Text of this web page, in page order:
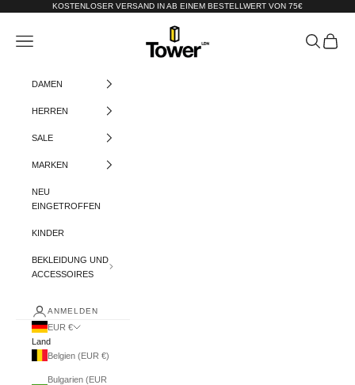
Zum Inhalt springenKOSTENLOSER VERSAND IN AB EINEM BESTELLWERT VON 75€
Tower-London.De
Menü Suchen
DAMEN
HERREN
SALE
MARKEN
NEU
EINGETROFFEN
KINDER
BEKLEIDUNG UND
ACCESSOIRES
ANMELDEN
EUR €
Land
Belgien (EUR €)
Bulgarien (EUR